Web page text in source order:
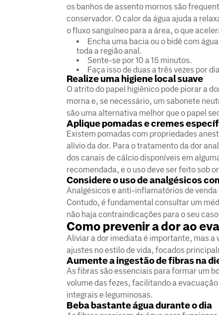
os banhos de assento mornos são
conservador. O calor da água ajuda a
o fluxo sanguíneo para a área, o que
Encha uma bacia ou o bidê com
toda a região anal.
Sente-se por 10 a 15 minutos.
Faça isso de duas a três vezes por
Realize uma higiene local suave
O atrito do papel higiênico pode piorar a
morna e, se necessário, um sabonete
são uma alternativa melhor que o papel
Aplique pomadas e cremes
Existem pomadas com propriedades
alívio da dor. Para o tratamento da dor
dos canais de cálcio disponíveis em
recomendada, e o uso deve ser feito sob
Considere o uso de analgésicos
Analgésicos e anti-inflamatórios de
Contudo, é fundamental consultar um
não haja contraindicações para o seu
Como prevenir a dor ao
Aliviar a dor imediata é importante, mas
ajustes no estilo de vida, focados
Aumente a ingestão de fibras na
As fibras são essenciais para formar um
volume das fezes, facilitando a
integrais e leguminosas.
Beba bastante água durante o dia